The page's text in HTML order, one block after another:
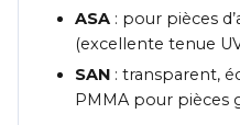
ASA : pour pièces
(excellente tenue
SAN : transparent,
PMMA pour pièces